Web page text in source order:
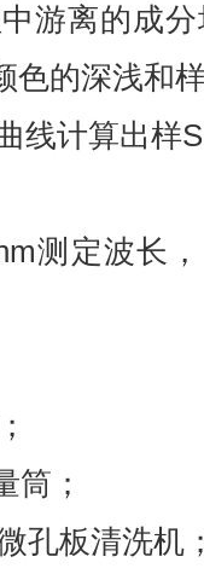
游离的成
色的深浅和
线计算出样
测定波长
筒；
孔板清洗机